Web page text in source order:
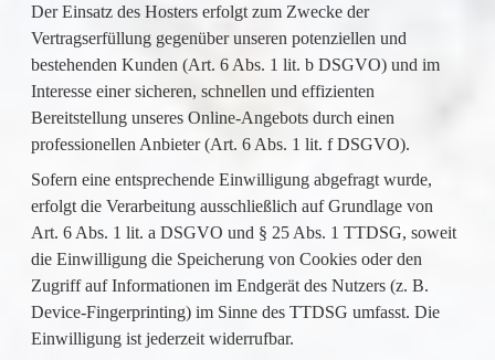
Der Einsatz des Hosters erfolgt zum Zwecke der
Vertragserfüllung gegenüber unseren potenziellen und
bestehenden Kunden (Art. 6 Abs. 1 lit. b DSGVO) und im
Interesse einer sicheren, schnellen und effizienten
Bereitstellung unseres Online-Angebots durch einen
professionellen Anbieter (Art. 6 Abs. 1 lit. f DSGVO).
Sofern eine entsprechende Einwilligung abgefragt wurde,
erfolgt die Verarbeitung ausschließlich auf Grundlage von
Art. 6 Abs. 1 lit. a DSGVO und § 25 Abs. 1 TTDSG, soweit
die Einwilligung die Speicherung von Cookies oder den
Zugriff auf Informationen im Endgerät des Nutzers (z. B.
Device-Fingerprinting) im Sinne des TTDSG umfasst. Die
Einwilligung ist jederzeit widerrufbar.